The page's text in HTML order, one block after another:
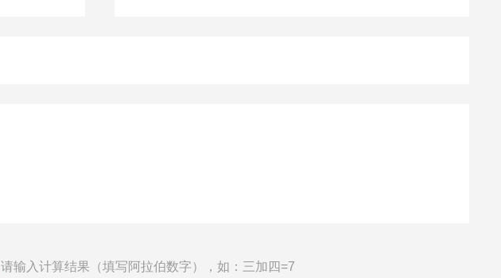
请输入计算结果（填写阿拉伯数字），如：三加四=7